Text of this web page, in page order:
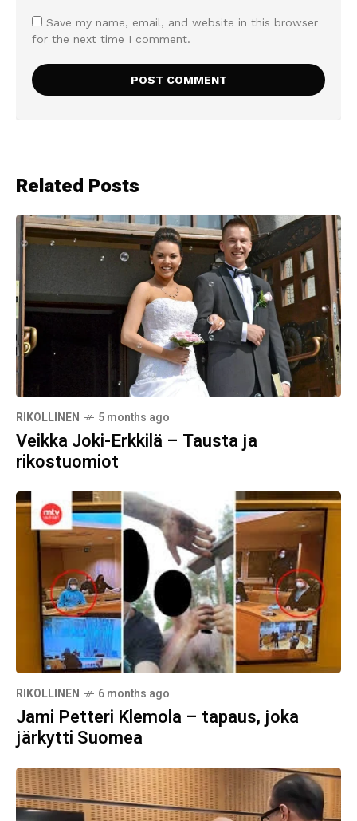
Save my name, email, and website in this browser
for the next time I comment.
Related Posts
RIKOLLINEN 5 months ago
Veikka Joki-Erkkilä – Tausta ja
rikostuomiot
RIKOLLINEN 6 months ago
Jami Petteri Klemola – tapaus, joka
järkytti Suomea